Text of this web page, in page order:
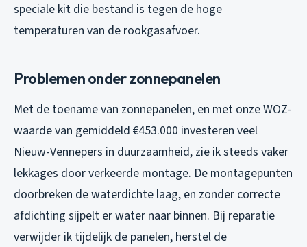
speciale kit die bestand is tegen de hoge
temperaturen van de rookgasafvoer.
Problemen onder zonnepanelen
Met de toename van zonnepanelen, en met onze WOZ-
waarde van gemiddeld €453.000 investeren veel
Nieuw-Vennepers in duurzaamheid, zie ik steeds vaker
lekkages door verkeerde montage. De montagepunten
doorbreken de waterdichte laag, en zonder correcte
afdichting sijpelt er water naar binnen. Bij reparatie
verwijder ik tijdelijk de panelen, herstel de